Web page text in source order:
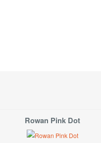
Rowan Pink Dot